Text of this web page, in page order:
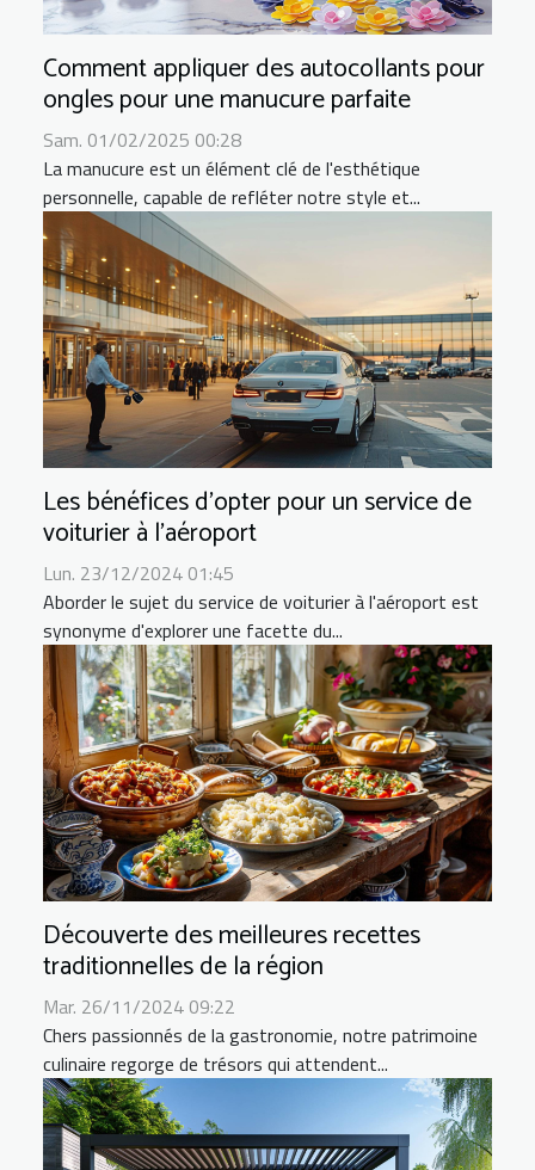
Comment appliquer des autocollants pour
ongles pour une manucure parfaite
Sam. 01/02/2025 00:28
La manucure est un élément clé de l'esthétique
personnelle, capable de refléter notre style et...
Les bénéfices d'opter pour un service de
voiturier à l'aéroport
Lun. 23/12/2024 01:45
Aborder le sujet du service de voiturier à l'aéroport est
synonyme d'explorer une facette du...
Découverte des meilleures recettes
traditionnelles de la région
Mar. 26/11/2024 09:22
Chers passionnés de la gastronomie, notre patrimoine
culinaire regorge de trésors qui attendent...